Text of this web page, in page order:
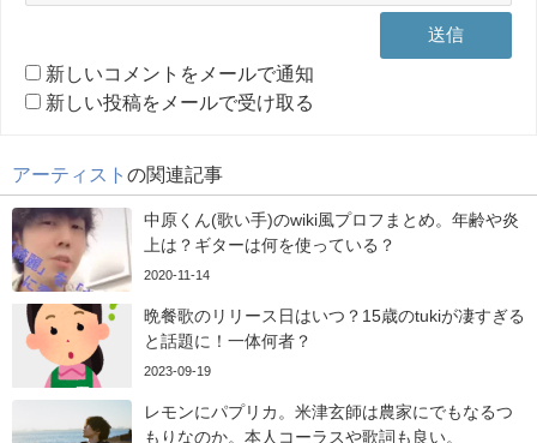
新しいコメントをメールで通知
新しい投稿をメールで受け取る
アーティスト の関連記事
中原くん(歌い手)のwiki風プロフまとめ。年齢や炎
上は？ギターは何を使っている？
2020-11-14
晩餐歌のリリース日はいつ？15歳のtukiが凄すぎる
と話題に！一体何者？
2023-09-19
レモンにパプリカ。米津玄師は農家にでもなるつ
もりなのか。本人コーラスや歌詞も良い。